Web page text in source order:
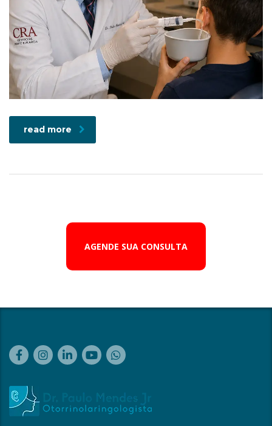
read more
AGENDE SUA CONSULTA